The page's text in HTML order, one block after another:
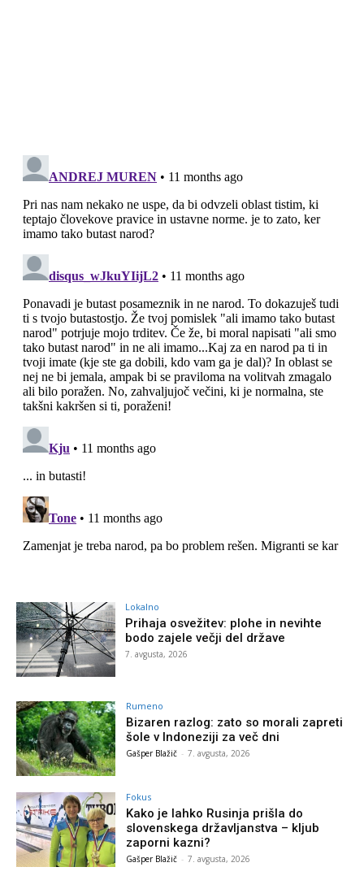
Lokalno
Prihaja osvežitev: plohe in nevihte
bodo zajele večji del države
7. avgusta, 2026
Rumeno
Bizaren razlog: zato so morali zapreti
šole v Indoneziji za več dni
Gašper Blažič - 7. avgusta, 2026
Fokus
Kako je lahko Rusinja prišla do
slovenskega državljanstva – kljub
zaporni kazni?
Gašper Blažič - 7. avgusta, 2026